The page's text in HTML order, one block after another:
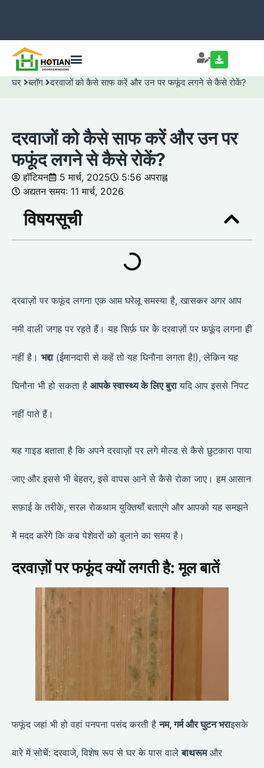
घर ब्लॉग दरवाजों को कैसे साफ करें और उन पर फफूंद लगने से कैसे रोकें?
दरवाजों को कैसे साफ करें और उन पर
फफूंद लगने से कैसे रोकें?
हॉटियन 5 मार्च, 2025
5:56 अपराह्न
अद्यतन समय: 11 मार्च, 2026
विषयसूची
दरवाज़ों पर फफूंद लगना एक आम घरेलू समस्या है, खासकर अगर आप
नमी वाली जगह पर रहते हैं। यह सिर्फ़ घर के दरवाज़ों पर फफूंद लगना ही
नहीं है। भद्दा(ईमानदारी से कहें तो यह घिनौना लगता है!), लेकिन यह
घिनौना भी हो सकता है आपके स्वास्थ्य के लिए बुरायदि आप इससे निपट
नहीं पाते हैं।
यह गाइड बताता है कि अपने दरवाज़ों पर लगे मोल्ड से कैसे छुटकारा पाया
जाए और इससे भी बेहतर, इसे वापस आने से कैसे रोका जाए। हम आसान
सफ़ाई के तरीके, सरल रोकथाम युक्तियाँ बताएंगे और आपको यह समझने
में मदद करेंगे कि कब पेशेवरों को बुलाने का समय है।
दरवाज़ों पर फफूंद क्यों लगती है: मूल बातें
फफूंद जहां भी हो वहां पनपना पसंद करती हैनम, गर्म और घुटन भराइसके
बारे में सोचें: दरवाजे, विशेष रूप से घर के पास वालेबाथरूमऔर